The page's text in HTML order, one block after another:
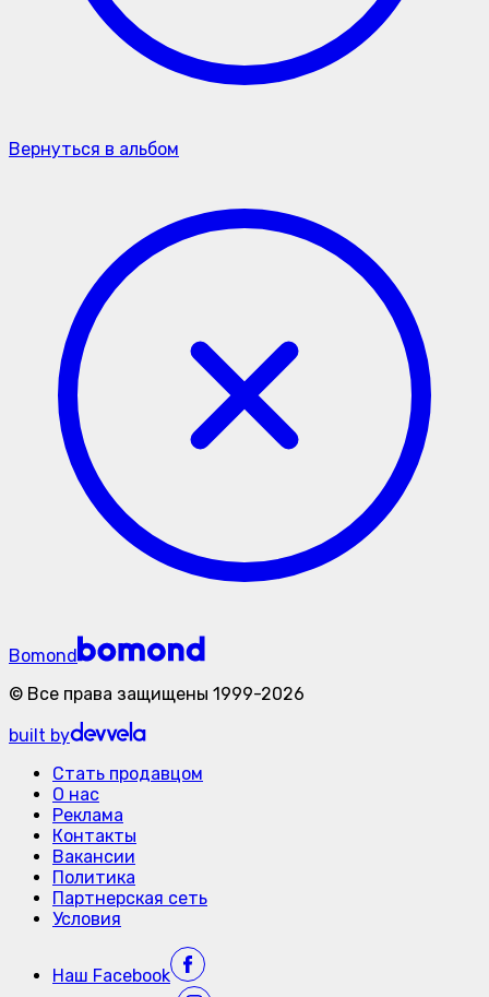
Вернуться в альбом
Bomond
© Все права защищены 1999-2026
built by
Стать продавцом
О нас
Реклама
Контакты
Вакансии
Политика
Партнерская сеть
Условия
Наш Facebook